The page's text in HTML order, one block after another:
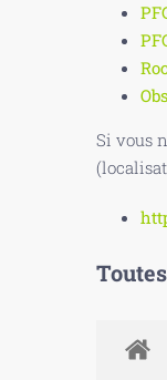
Si vous